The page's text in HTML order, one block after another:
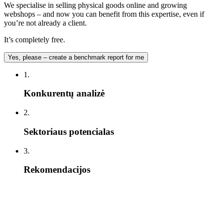
We specialise in selling physical goods online and growing
webshops – and now you can benefit from this expertise, even if
you’re not already a client.
It’s completely free.
Yes, please – create a benchmark report for me
1.
Konkurentų analizė
2.
Sektoriaus potencialas
3.
Rekomendacijos